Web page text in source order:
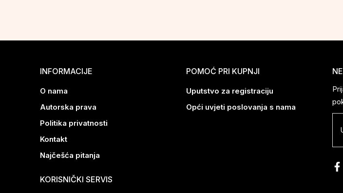
INFORMACIJE
O nama
Autorska prava
Politika privatnosti
Kontakt
Najčešća pitanja
POMOĆ PRI KUPNJI
Uputstvo za registraciju
Opći uvjeti poslovanja s nama
KORISNIČKI SERVIS